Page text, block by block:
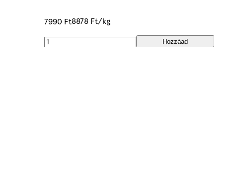
7990 Ft8878 Ft/kg
Hozzáad